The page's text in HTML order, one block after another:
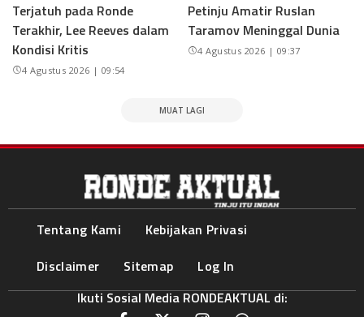
Terjatuh pada Ronde
Terakhir, Lee Reeves dalam
Kondisi Kritis
4 Agustus 2026 | 09:54
Petinju Amatir Ruslan
Taramov Meninggal Dunia
4 Agustus 2026 | 09:37
MUAT LAGI
Tentang Kami
Kebijakan Privasi
Disclaimer
Sitemap
Log In
Ikuti Sosial Media RONDEAKTUAL di: